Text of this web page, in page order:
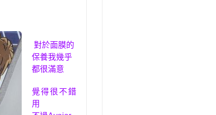
對於面膜的
保養我幾乎
都很滿意
覺得很不錯
用